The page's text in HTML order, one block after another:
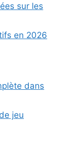
sur les
en 2026
dans
jeu